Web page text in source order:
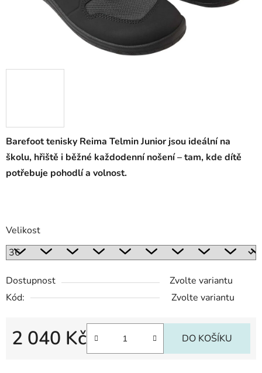
Barefoot tenisky Reima Telmin Junior jsou ideální na
školu, hřiště i běžné každodenní nošení – tam, kde dítě
potřebuje pohodlí a volnost.
Velikost
Dostupnost
Zvolte variantu
Kód:
Zvolte variantu
2 040 Kč DO KOŠÍKU